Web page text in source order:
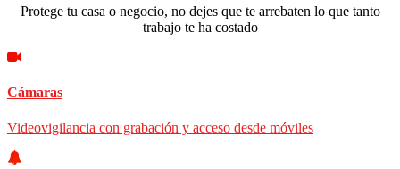
Protege tu casa o negocio, no dejes que te arrebaten lo que tanto
trabajo te ha costado
Cámaras
Videovigilancia con grabación y acceso desde móviles